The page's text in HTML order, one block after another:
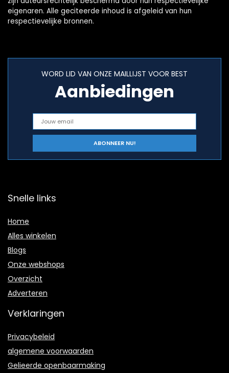
eigenaren. Alle geciteerde inhoud is afgeleid van hun
respectievelijke bronnen.
WORD LID VAN ONZE MAILLIJST VOOR BEST
Aanbiedingen
Snelle links
Home
Alles winkelen
Blogs
Onze webshops
Overzicht
Adverteren
Verklaringen
Privacybeleid
algemene voorwaarden
Gelieerde openbaarmaking